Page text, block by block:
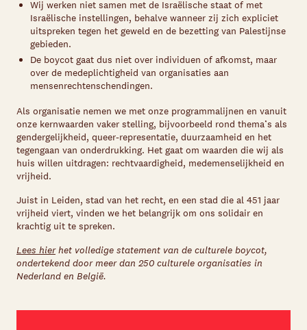
Wij werken niet samen met de Israëlische staat of met
Israëlische instellingen, behalve wanneer zij zich expliciet
uitspreken tegen het geweld en de bezetting van Palestijnse
gebieden.
De boycot gaat dus niet over individuen of afkomst, maar
over de medeplichtigheid van organisaties aan
mensenrechtenschendingen.
Als organisatie nemen we met onze programmalijnen en vanuit
onze kernwaarden vaker stelling, bijvoorbeeld rond thema’s als
gendergelijkheid, queer-representatie, duurzaamheid en het
tegengaan van onderdrukking. Het gaat om waarden die wij als
huis willen uitdragen: rechtvaardigheid, medemenselijkheid en
vrijheid.
Juist in Leiden, stad van het recht, en een stad die al 451 jaar
vrijheid viert, vinden we het belangrijk om ons solidair en
krachtig uit te spreken.
Lees hierhet volledige statement van de culturele boycot,
ondertekend door meer dan 250 culturele organisaties in
Nederland en België.